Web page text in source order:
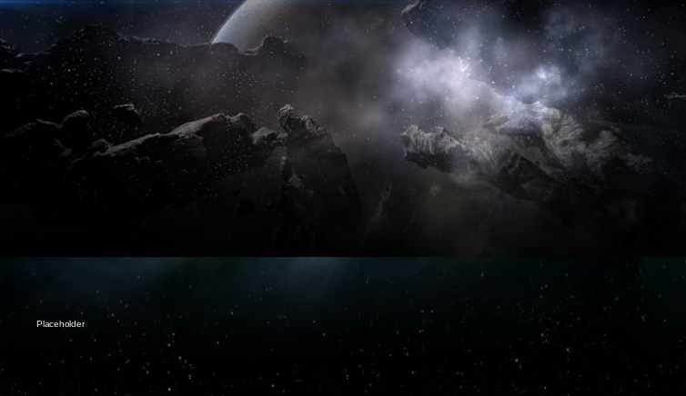
Placeholder